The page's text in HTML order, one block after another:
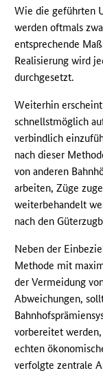
Wie die geführten
werden oftmals
entsprechende
Realisierung wird
durchgesetzt.
Weiterhin
schnellstmöglich
verbindlich
nach dieser
von anderen
arbeiten, Züge
weiterbehandelt
nach den
Neben der
Methode mit
der Vermeidung
Abweichungen,
vorbereitet
echten
verfolgte zentrale